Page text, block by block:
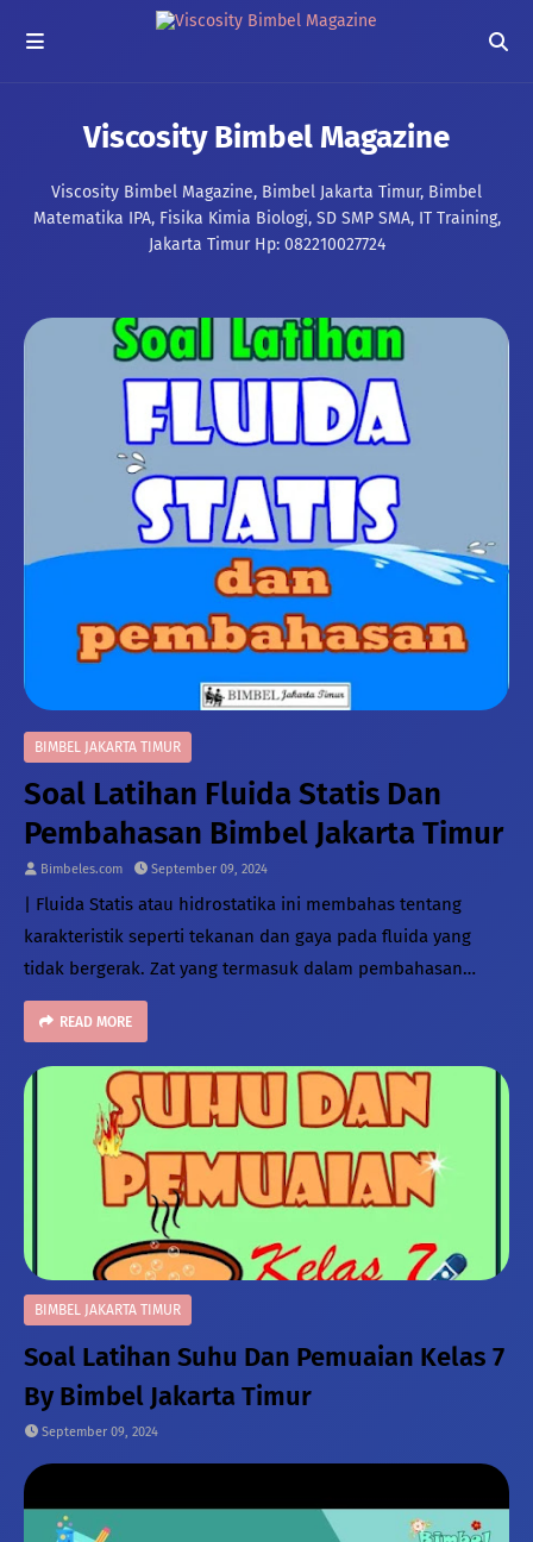
Viscosity Bimbel Magazine
Viscosity Bimbel Magazine, Bimbel Jakarta Timur, Bimbel
Matematika IPA, Fisika Kimia Biologi, SD SMP SMA, IT Training,
Jakarta Timur Hp: 082210027724
BIMBEL JAKARTA TIMUR
Soal Latihan Fluida Statis Dan
Pembahasan Bimbel Jakarta Timur
Bimbeles.com September 09, 2024
| Fluida Statis atau hidrostatika ini membahas tentang
karakteristik seperti tekanan dan gaya pada fluida yang
tidak bergerak. Zat yang termasuk dalam pembahasan
fluida adalah Zat cair dan gas. Berikut adalah soal-soal
latihan untuk membantu lebih memahami tentang fluida
statis.1. Besa…
READ MORE
BIMBEL JAKARTA TIMUR
Soal Latihan Suhu Dan Pemuaian Kelas 7
By Bimbel Jakarta Timur
September 09, 2024